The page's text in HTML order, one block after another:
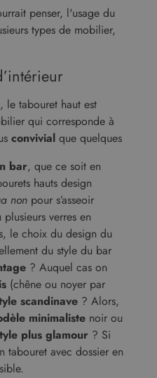
penser, l'usage du
types de mobilier,
, le tabouret haut est
qui corresponde à
convivial que quelques
bar, que ce soit en
hauts design
non pour s’asseoir
verres en
le choix du design du
du style du bar
? Auquel cas on
(chêne ou noyer par
scandinave ? Alors,
minimaliste noir ou
plus glamour ? Si
tabouret avec dossier en